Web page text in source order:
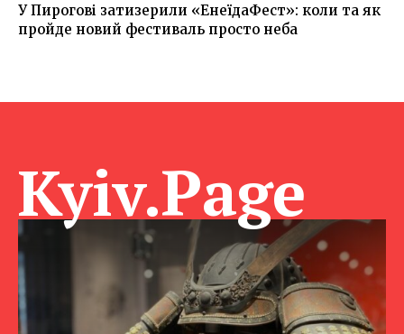
У Пирогові затизерили «ЕнеїдаФест»: коли та як
пройде новий фестиваль просто неба
Kyiv.Page